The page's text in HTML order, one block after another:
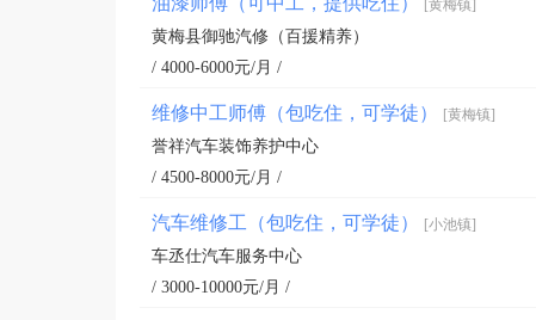
[黄梅镇]
黄梅县御驰汽修（百援精养）
/ 4000-6000元/月 /
维修中工师傅（包吃住，可学徒） [黄梅镇]
誉祥汽车装饰养护中心
/ 4500-8000元/月 /
汽车维修工（包吃住，可学徒） [小池镇]
车丞仕汽车服务中心
/ 3000-10000元/月 /